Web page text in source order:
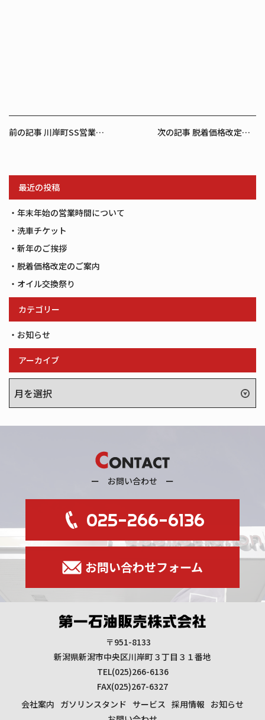
前
記
リ
ン
ク
前の記事 川岸町SS営業再開のお知らせ 次の記事 脱着価格改定のご案内
最近の投稿
年末年始の営業時間について
洗車チケット
新年のご挨拶
脱着価格改定のご案内
オイル交換祭り
カテゴリー
お知らせ
アーカイブ
ー
イ
ー お問い合わせ ー
025-266-6136
お問い合わせフォーム
〒951-8133
新潟県新潟市中央区川岸町３丁目３１番地
TEL(025)266-6136
FAX(025)267-6327
会社案内 ガソリンスタンド サービス 採用情報 お知らせ